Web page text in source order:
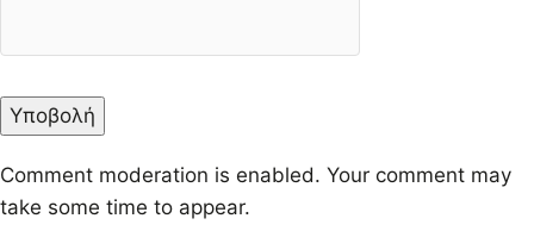
Comment moderation is enabled. Your comment may
take some time to appear.